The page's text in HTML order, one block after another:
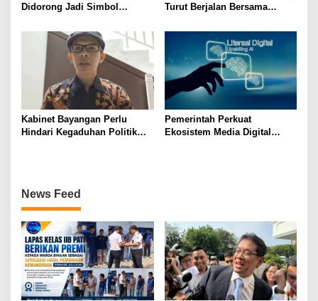
Didorong Jadi Simbol
Asri
Turut Berjalan Bersama
Juang
Kabinet Bayangan Perlu
Hindari Kegaduhan Politik
Pemerintah Perkuat
Ekosistem Media Digital
News Feed